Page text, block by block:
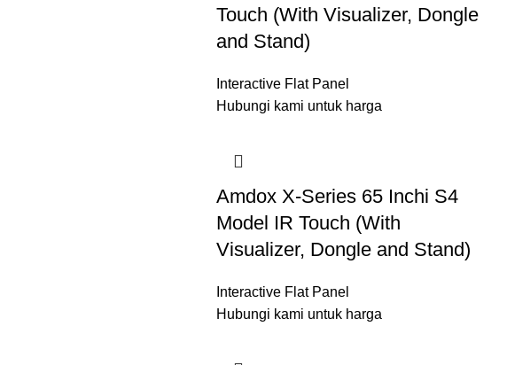
Touch (With Visualizer, Dongle
and Stand)
Interactive Flat Panel
Hubungi kami untuk harga
Amdox X-Series 65 Inchi S4
Model IR Touch (With
Visualizer, Dongle and Stand)
Interactive Flat Panel
Hubungi kami untuk harga